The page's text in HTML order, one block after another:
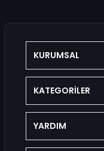
KURUMSAL
KATEGORİLER
YARDIM